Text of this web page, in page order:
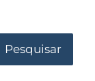
Pesquisar